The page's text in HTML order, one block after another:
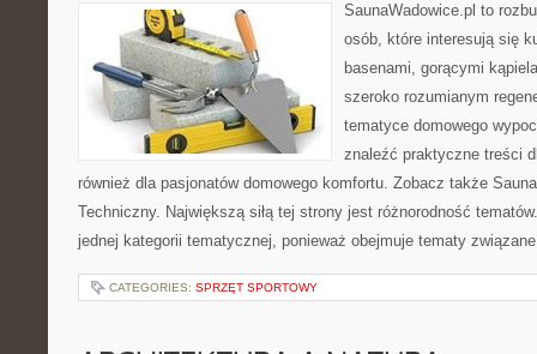
SaunaWadowice.pl to
osób, które interesują się
basenami, gorącymi
szeroko rozumianym
tematyce domowego
znaleźć praktyczne treści
również dla pasjonatów domowego komfortu. Zobacz także
Techniczny. Największą siłą tej strony jest różnorodność
jednej kategorii tematycznej, ponieważ obejmuje tematy
CATEGORIES: SPRZĘT SPORTOWY